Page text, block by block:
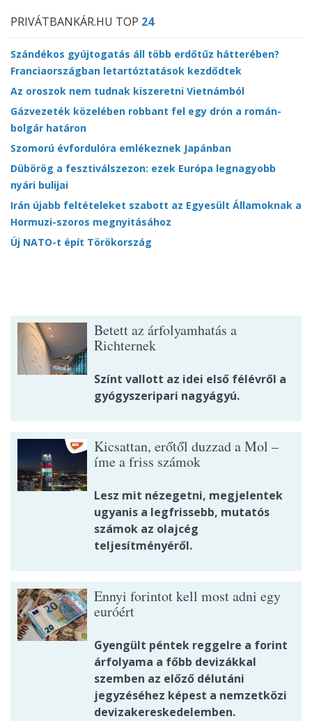
PRIVÁTBANKÁR.HU TOP 24
Szándékos gyújtogatás áll több erdőtűz hátterében?
Franciaországban letartóztatások kezdődtek
Az oroszok nem tudnak kiszeretni Vietnámból
Gázvezeték közelében robbant fel egy drón a román-
bolgár határon
Szomorú évfordulóra emlékeznek Japánban
Dübörög a fesztiválszezon: ezek Európa legnagyobb
nyári bulijai
Irán újabb feltételeket szabott az Egyesült Államoknak a
Hormuzi-szoros megnyitásához
Új NATO-t épít Törökország
Betett az árfolyamhatás a
Richternek
Színt vallott az idei első félévről a
gyógyszeripari nagyágyú.
Kicsattan, erőtől duzzad a Mol –
íme a friss számok
Lesz mit nézegetni, megjelentek
ugyanis a legfrissebb, mutatós
számok az olajcég
teljesítményéről.
Ennyi forintot kell most adni egy
euróért
Gyengült péntek reggelre a forint
árfolyama a főbb devizákkal
szemben az előző délutáni
jegyzéséhez képest a nemzetközi
devizakereskedelemben.